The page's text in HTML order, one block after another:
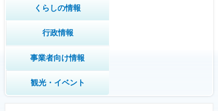
くらしの情報
行政情報
事業者向け情報
観光・イベント